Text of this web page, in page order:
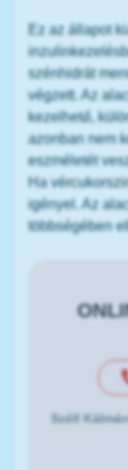
Ez az állapot
szénhidrát
végzett. Az
kezelhető,
azonban nem
eszméletét
Ha
igényel. Az
többségében
Széll